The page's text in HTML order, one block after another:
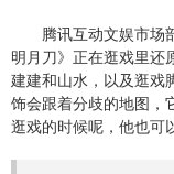
腾讯互动文娱市场
明月刀》正在逛戏里还
建建和山水，以及逛戏
饰会跟着分歧的地图，
逛戏的时候呢，他也可